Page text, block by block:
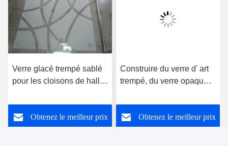
Verre glacé trempé sablé
pour les cloisons de hall
Obtenez le meilleur prix
Construire du verre d' art
trempé, du verre opaque
Obtenez le meilleur prix